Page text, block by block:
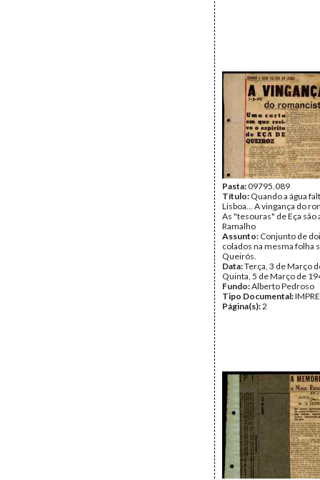
Pasta:09795.089
Título: Quando a água
Lisboa... A vingança do
As "tesouras" de Eça são
Ramalho
Assunto: Conjunto de
colados na mesma folha
Queirós.
Data:Terça, 3 de Março
Quinta, 5 de Março de
Fundo:Alberto Pedroso
Tipo Documental:
Página(s):2